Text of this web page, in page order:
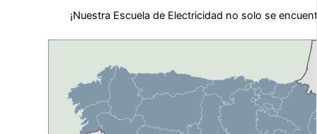
¡Nuestra Escuela de Electricidad no solo se